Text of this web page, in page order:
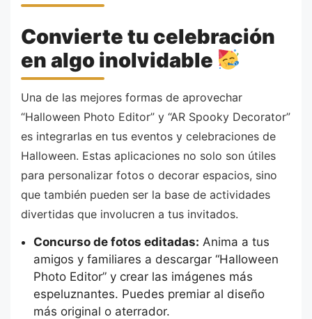
Convierte tu celebración
en algo inolvidable
Una de las mejores formas de aprovechar
“Halloween Photo Editor” y “AR Spooky Decorator”
es integrarlas en tus eventos y celebraciones de
Halloween. Estas aplicaciones no solo son útiles
para personalizar fotos o decorar espacios, sino
que también pueden ser la base de actividades
divertidas que involucren a tus invitados.
Concurso de fotos editadas: Anima a tus
amigos y familiares a descargar “Halloween
Photo Editor” y crear las imágenes más
espeluznantes. Puedes premiar al diseño
más original o aterrador.